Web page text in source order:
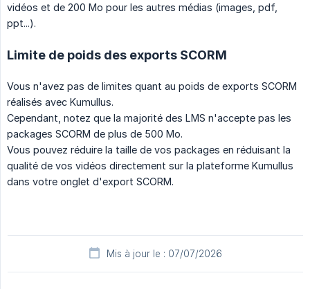
vidéos et de 200 Mo pour les autres médias (images, pdf,
ppt...).
Limite de poids des exports SCORM
Vous n'avez pas de limites quant au poids de exports SCORM
réalisés avec Kumullus.
Cependant, notez que la majorité des LMS n'accepte pas les
packages SCORM de plus de 500 Mo.
Vous pouvez réduire la taille de vos packages en réduisant la
qualité de vos vidéos directement sur la plateforme Kumullus
dans votre onglet d'export SCORM.
Mis à jour le : 07/07/2026